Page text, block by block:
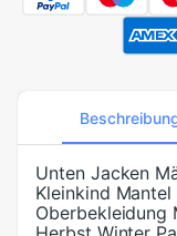
Unten Jacken
Kleinkind
Oberbekleidung